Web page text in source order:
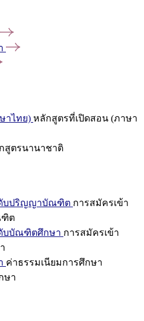
าไทย) หลักสูตรที่เปิดสอน (ภาษา
สูตรนานาชาติ
ดับปริญญาบัณฑิต การสมัครเข้า
ฑิต
บบัณฑิตศึกษา การสมัครเข้า
ค่าธรรมเนียมการศึกษา
ษา